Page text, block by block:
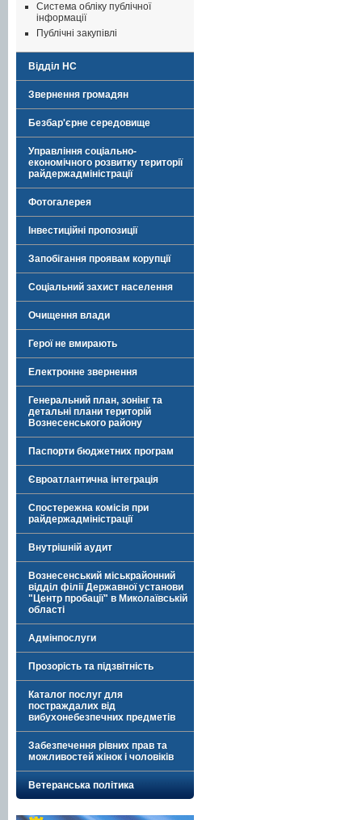
Система обліку публічної
інформації
Публічні закупівлі
Відділ НС
Звернення громадян
Безбар'єрне середовище
Управління соціально-
економічного розвитку території
райдержадміністрації
Фотогалерея
Інвестиційні пропозиції
Запобігання проявам корупції
Соціальний захист населення
Очищення влади
Герої не вмирають
Електронне звернення
Генеральний план, зонінг та
детальні плани територій
Вознесенського району
Паспорти бюджетних програм
Євроатлантична інтеграція
Спостережна комісія при
райдержадміністрації
Внутрішній аудит
Вознесенський міськрайонний
відділ філії Державної установи
"Центр пробації" в Миколаївській
області
Адмінпослуги
Прозорість та підзвітність
Каталог послуг для
постраждалих від
вибухонебезпечних предметів
Забезпечення рівних прав та
можливостей жінок і чоловіків
Ветеранська політика